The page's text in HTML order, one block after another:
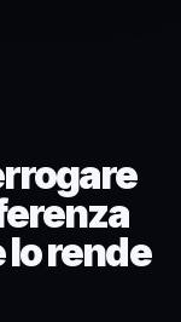
lo rende